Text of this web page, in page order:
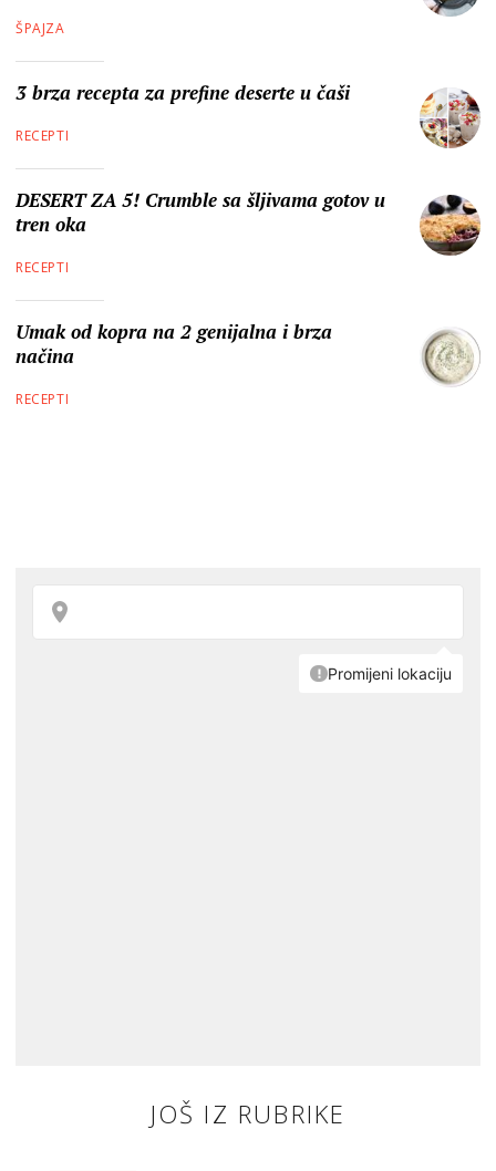
ŠPAJZA
3 brza recepta za prefine deserte u čaši
RECEPTI
DESERT ZA 5! Crumble sa šljivama gotov u
tren oka
RECEPTI
Umak od kopra na 2 genijalna i brza
načina
RECEPTI
JOŠ IZ RUBRIKE